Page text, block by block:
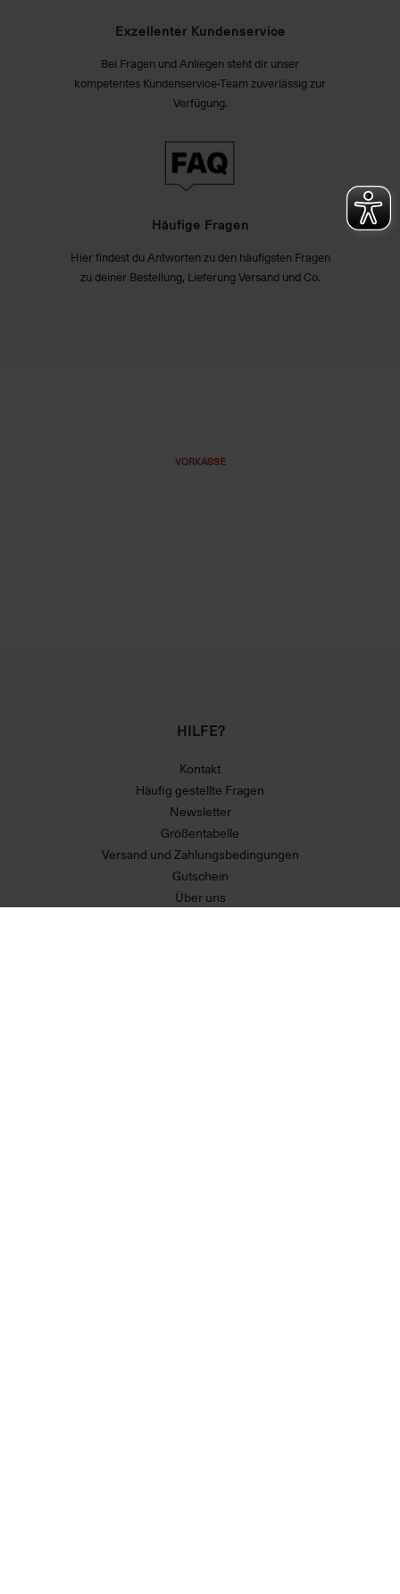
Exzellenter Kundenservice
Bei Fragen und Anliegen steht dir unser
kompetentes Kundenservice-Team zuverlässig zur
Verfügung.
Häufige Fragen
Hier findest du Antworten zu den häufigsten Fragen
zu deiner Bestellung, Lieferung Versand und Co.
VORKASSE
HILFE?
Kontakt
Häufig gestellte Fragen
Newsletter
Größentabelle
Versand und Zahlungsbedingungen
Gutschein
Über uns